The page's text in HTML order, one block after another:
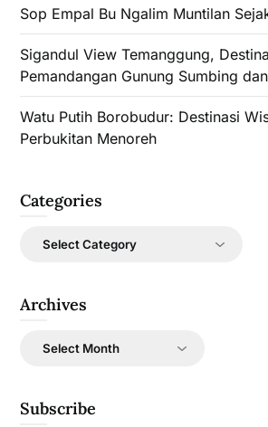
Sop Empal Bu Ngalim Muntilan
Sigandul View Temanggung,
Pemandangan Gunung Sumbing
Watu Putih Borobudur: Destinasi
Perbukitan Menoreh
Categories
Categories
Archives
Archives
Subscribe